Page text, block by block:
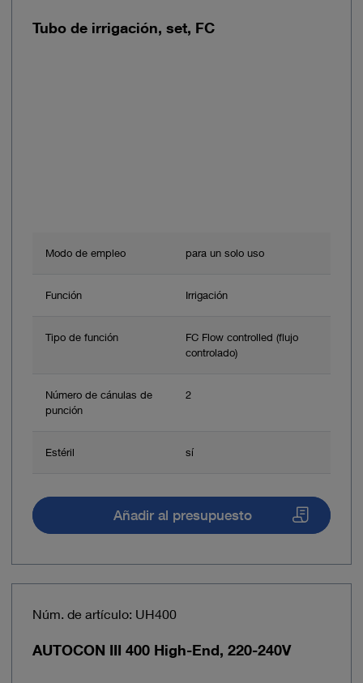
Tubo de irrigación, set, FC
Modo de empleo para un solo uso
Función Irrigación
Tipo de función
FC Flow controlled (flujo
controlado)
Número de cánulas de
punción
2
Estéril sí
Añadir al presupuesto
Núm. de artículo: UH400
AUTOCON III 400 High-End, 220-240V